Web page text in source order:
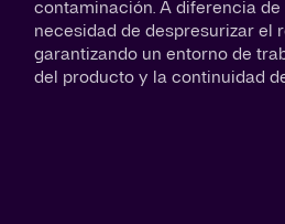
contaminación. A diferencia
necesidad de despresurizar el
garantizando un entorno de
del producto y la continuidad